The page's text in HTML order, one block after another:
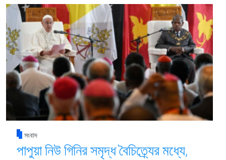
সংবাদ
পাপুয়া নিউ গিনির সমৃদ্ধ বৈচিত্র্যের মধ্যে,